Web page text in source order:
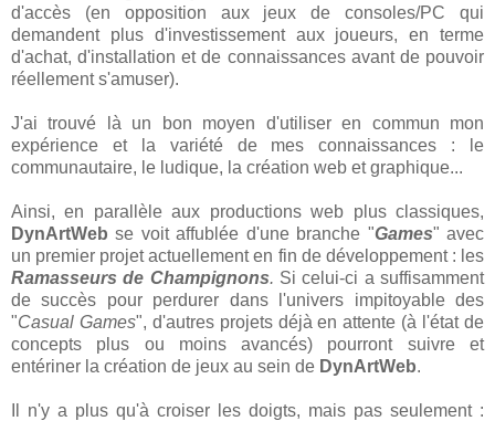
d'accès (en opposition aux jeux de consoles/PC qui
demandent plus d'investissement aux joueurs, en terme
d'achat, d'installation et de connaissances avant de pouvoir
réellement s'amuser).
J'ai trouvé là un bon moyen d'utiliser en commun mon
expérience et la variété de mes connaissances : le
communautaire, le ludique, la création web et graphique...
Ainsi, en parallèle aux productions web plus classiques,
DynArtWebse voit affublée d'une branche "Games" avec
un premier projet actuellement en fin de développement : les
Ramasseurs de Champignons. Si celui-ci a suffisamment
de succès pour perdurer dans l'univers impitoyable des
"Casual Games", d'autres projets déjà en attente (à l'état de
concepts plus ou moins avancés) pourront suivre et
entériner la création de jeux au sein de DynArtWeb.
Il n'y a plus qu'à croiser les doigts, mais pas seulement :